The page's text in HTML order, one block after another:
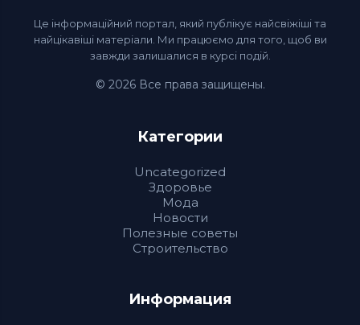
Це інформаційний портал, який публікує найсвіжіші та
найцікавіші матеріали. Ми працюємо для того, щоб ви
завжди залишалися в курсі подій.
© 2026 Все права защищены.
Категории
Uncategorized
Здоровье
Мода
Новости
Полезные советы
Строительство
Информация